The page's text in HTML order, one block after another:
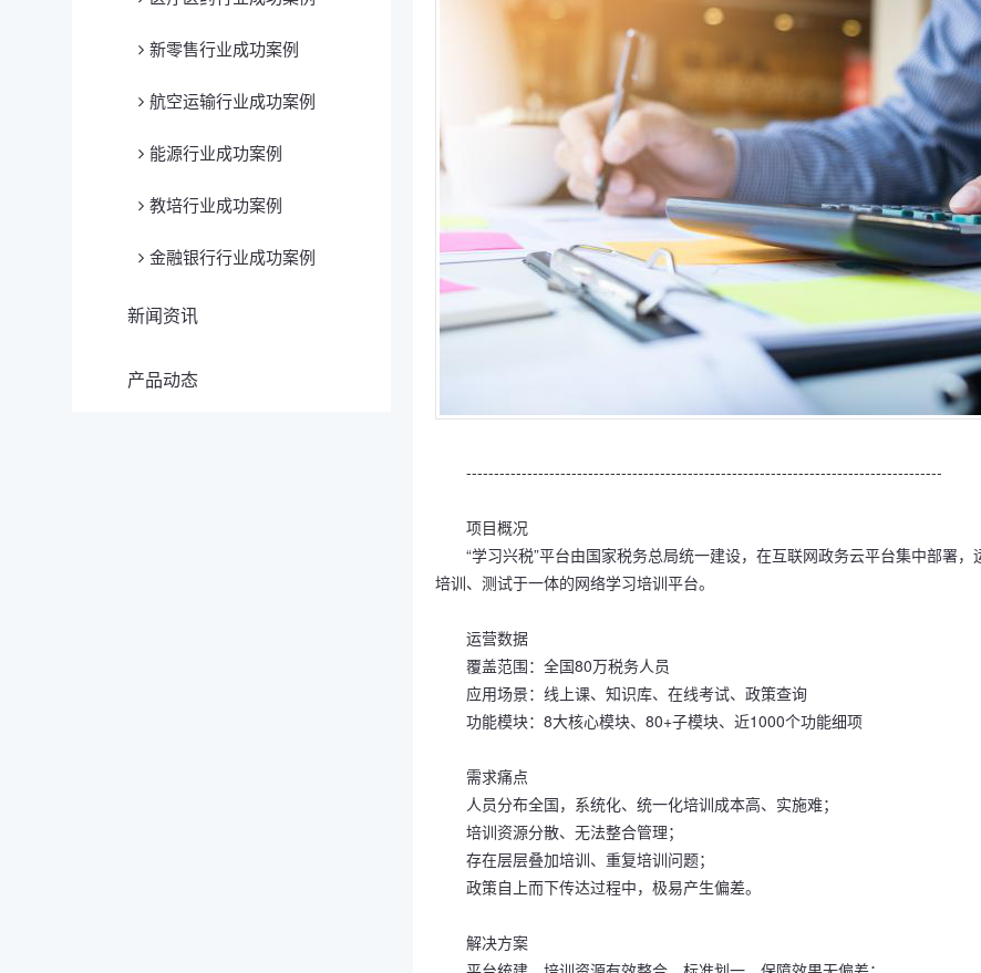
--------------------------------------------------------------------------------------
项目概况
“学习兴税”平台由国家税务总局统一建设，在互联网政务云平台集中部署
培训、测试于一体的网络学习培训平台。
运营数据
覆盖范围：全国80万税务人员
应用场景：线上课、知识库、在线考试、政策查询
功能模块：8大核心模块、80+子模块、近1000个功能细项
需求痛点
人员分布全国，系统化、统一化培训成本高、实施难；
培训资源分散、无法整合管理；
存在层层叠加培训、重复培训问题；
政策自上而下传达过程中，极易产生偏差。
解决方案
新零售行业成功案例
航空运输行业成功案例
能源行业成功案例
教培行业成功案例
金融银行行业成功案例
新闻资讯
产品动态